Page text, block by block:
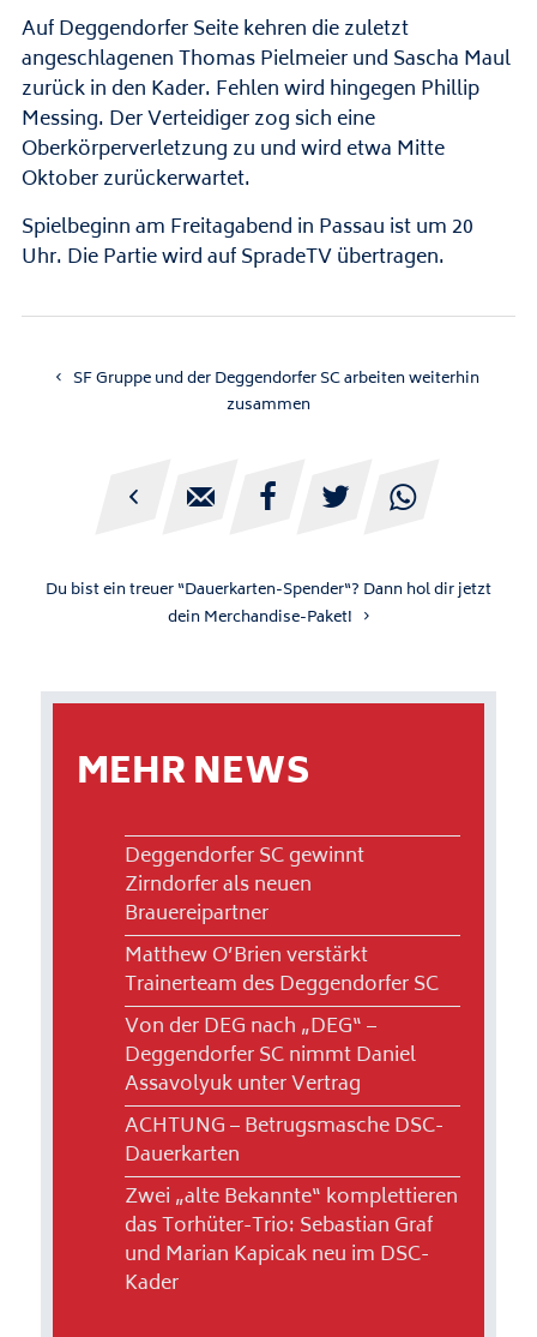
Auf Deggendorfer Seite kehren die zuletzt
angeschlagenen Thomas Pielmeier und Sascha Maul
zurück in den Kader. Fehlen wird hingegen Phillip
Messing. Der Verteidiger zog sich eine
Oberkörperverletzung zu und wird etwa Mitte
Oktober zurückerwartet.
Spielbeginn am Freitagabend in Passau ist um 20
Uhr. Die Partie wird auf SpradeTV übertragen.
SF Gruppe und der Deggendorfer SC arbeiten weiterhin
zusammen
    
Du bist ein treuer “Dauerkarten-Spender“? Dann hol dir jetzt
dein Merchandise-Paket!
MEHR NEWS
Deggendorfer SC gewinnt
Zirndorfer als neuen
Brauereipartner
Matthew O’Brien verstärkt
Trainerteam des Deggendorfer SC
Von der DEG nach „DEG“ –
Deggendorfer SC nimmt Daniel
Assavolyuk unter Vertrag
ACHTUNG – Betrugsmasche DSC-
Dauerkarten
Zwei „alte Bekannte“ komplettieren
das Torhüter-Trio: Sebastian Graf
und Marian Kapicak neu im DSC-
Kader